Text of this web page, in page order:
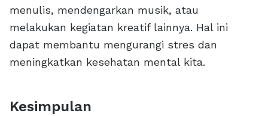
menulis, mendengarkan musik, atau
melakukan kegiatan kreatif lainnya. Hal ini
dapat membantu mengurangi stres dan
meningkatkan kesehatan mental kita.
Kesimpulan